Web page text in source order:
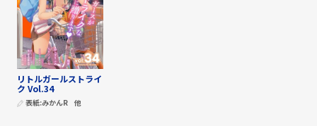
リトルガールストライ
ク Vol.34
表紙:みかんR 他